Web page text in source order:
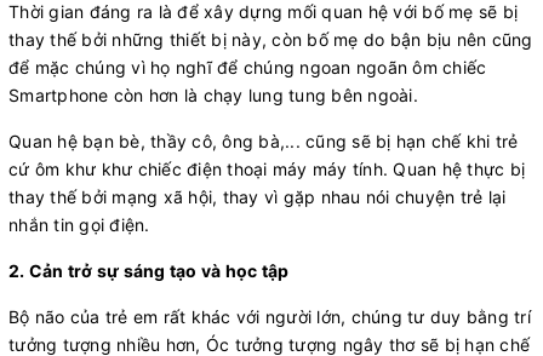
Thời gian đáng ra là để xây dựng mối quan hệ với bố mẹ sẽ bị
thay thế bởi những thiết bị này, còn bố mẹ do bận bịu nên cũng
để mặc chúng vì họ nghĩ để chúng ngoan ngoãn ôm chiếc
Smartphone còn hơn là chạy lung tung bên ngoài.
Quan hệ bạn bè, thầy cô, ông bà,... cũng sẽ bị hạn chế khi trẻ
cứ ôm khư khư chiếc điện thoại máy máy tính. Quan hệ thực bị
thay thế bởi mạng xã hội, thay vì gặp nhau nói chuyện trẻ lại
nhắn tin gọi điện.
2. Cản trở sự sáng tạo và học tập
Bộ não của trẻ em rất khác với người lớn, chúng tư duy bằng trí
tưởng tượng nhiều hơn, Óc tưởng tượng ngây thơ sẽ bị hạn chế